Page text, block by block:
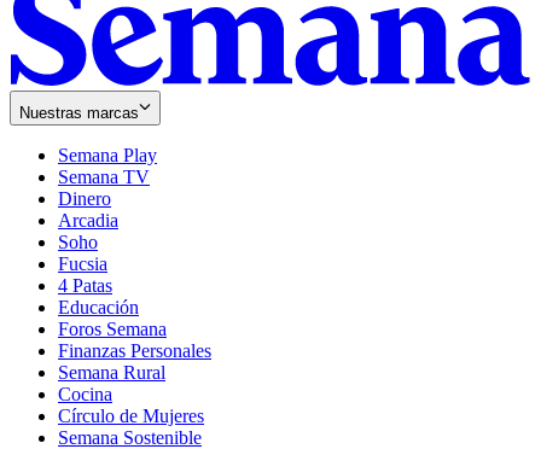
Nuestras marcas
Semana Play
Semana TV
Dinero
Arcadia
Soho
in
new
window
Fucsia
in
new
window
4 Patas
Educación
Foros Semana
Finanzas Personales
Semana Rural
Cocina
Círculo de Mujeres
Semana Sostenible